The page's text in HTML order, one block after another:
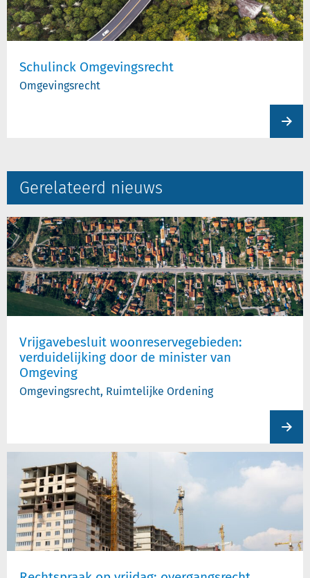
Schulinck Omgevingsrecht
Omgevingsrecht
Gerelateerd nieuws
Vrijgavebesluit woonreservegebieden:
verduidelijking door de minister van
Omgeving
Omgevingsrecht, Ruimtelijke Ordening